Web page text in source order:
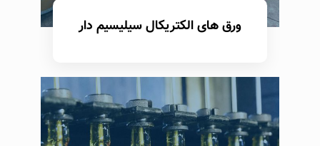
ورق های الکتریکال سیلیسیم دار